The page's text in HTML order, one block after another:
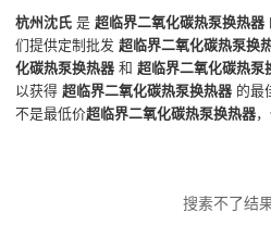
杭州沈氏 是超临界二氧化碳热泵换热器
们提供定制批发超临界二氧化碳热泵换
化碳热泵换热器 和超临界二氧化碳热泵
以获得超临界二氧化碳热泵换热器 的最
不是最低价超临界二氧化碳热泵换热器
搜素不了结